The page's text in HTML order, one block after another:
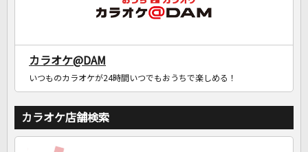
カラオケ@DAM
いつものカラオケが24時間いつでもおうちで楽しめる！
カラオケ店舗検索